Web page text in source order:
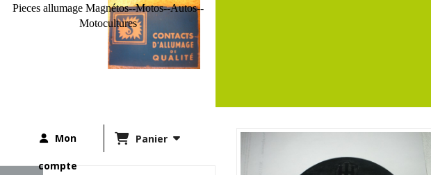
Pieces allumage Magnétos--Motos--Autos--
Motocultures
Mon
compte
Panier